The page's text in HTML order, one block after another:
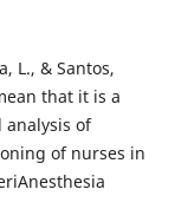
L., & Santos,
that it is a
analysis of
of nurses in